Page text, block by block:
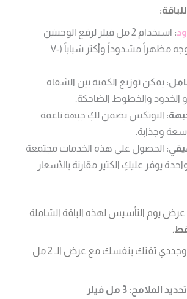
:
استخدام 2 مل فيلر لرفع الوجنتين
يعطي الوجه مظهراً مشدوداً وأكثر شباباً (V-
يمكن توزيع الكمية بين الشفاه
الخدود والخطوط الضاحكة.
البوتكس يضمن لكِ جبهة ناعمة
وجذابة.
الحصول على هذه الخدمات مجتمعة
يوفر عليكِ الكثير مقارنة بالأسعار
عرض يوم التأسيس لهذه الباقة الشاملة
.
[ارفعي ملامحك وجددي ثقتك بنفسك مع عرض الـ 2 مل
3 مل فيلر